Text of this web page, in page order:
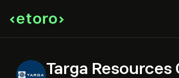
Targa Resources